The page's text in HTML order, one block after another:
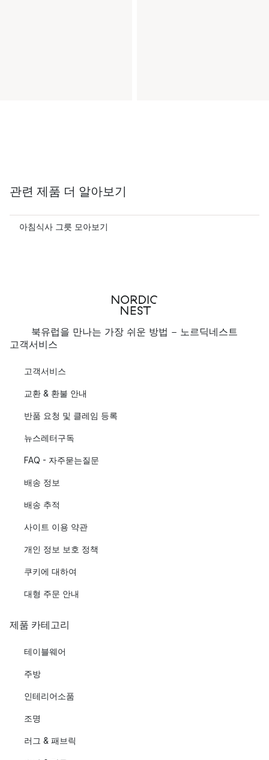
관련 제품 더 알아보기
아침식사 그릇 모아보기
북유럽을 만나는 가장 쉬운 방법 - 노르딕네스트
고객서비스
고객서비스
교환 & 환불 안내
반품 요청 및 클레임 등록
뉴스레터구독
FAQ - 자주묻는질문
배송 정보
배송 추적
사이트 이용 약관
개인 정보 보호 정책
쿠키에 대하여
대형 주문 안내
제품 카테고리
테이블웨어
주방
인테리어소품
조명
러그 & 패브릭